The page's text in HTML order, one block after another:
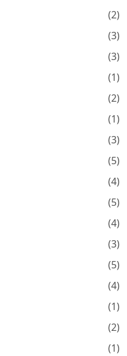
(2)
(3)
(3)
(1)
(2)
(1)
(3)
(5)
(4)
(5)
(4)
(3)
(5)
(4)
(1)
(2)
(1)